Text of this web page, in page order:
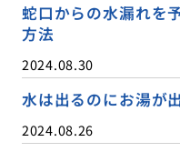
蛇口からの水漏れを
方法
2024.08.30
水は出るのにお湯が
2024.08.26